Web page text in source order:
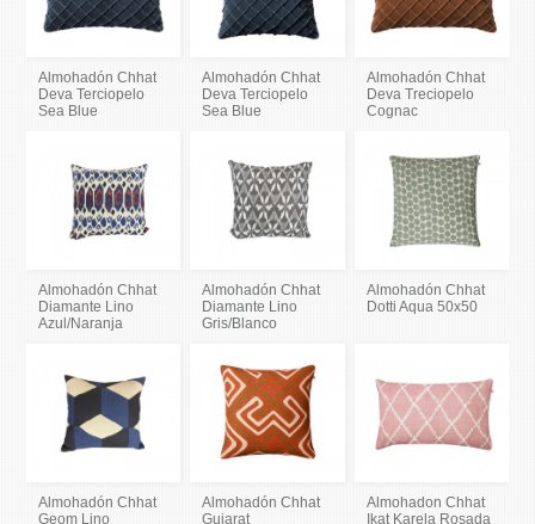
Almohadón Chhat
Deva Terciopelo
Sea Blue
Almohadón Chhat
Deva Terciopelo
Sea Blue
Almohadón Chhat
Deva Treciopelo
Cognac
Almohadón Chhat
Diamante Lino
Azul/Naranja
Almohadón Chhat
Diamante Lino
Gris/Blanco
Almohadón Chhat
Dotti Aqua 50x50
Almohadón Chhat
Geom Lino
Almohadón Chhat
Gujarat
Almohadon Chhat
Ikat Karela Rosada